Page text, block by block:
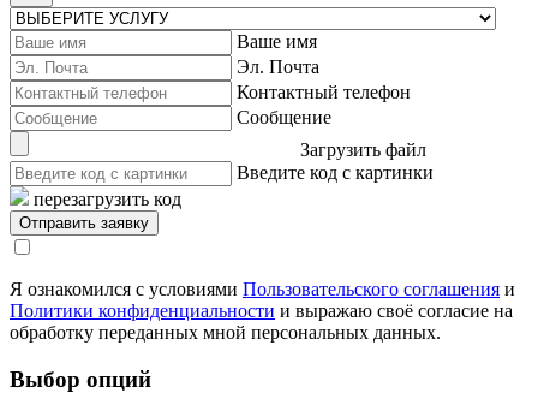
Ваше имя
Эл. Почта
Контактный телефон
Сообщение
Загрузить файл
Введите код с картинки
перезагрузить код
Я ознакомился с условиями Пользовательского соглашения и
Политики конфиденциальности и выражаю своё согласие на
обработку переданных мной персональных данных.
Выбор опций